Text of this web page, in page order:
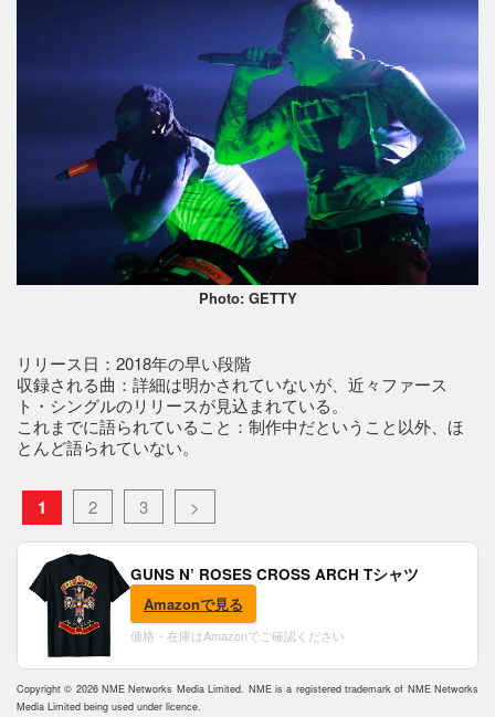
Photo: GETTY
リリース日：2018年の早い段階
収録される曲：詳細は明かされていないが、近々ファース
ト・シングルのリリースが見込まれている。
これまでに語られていること：制作中だということ以外、ほ
とんど語られていない。
1 2 3 >
GUNS N’ ROSES CROSS ARCH Tシャツ
Amazonで見る
価格・在庫はAmazonでご確認ください
Copyright © 2026 NME Networks Media Limited. NME is a registered trademark of NME Networks
Media Limited being used under licence.